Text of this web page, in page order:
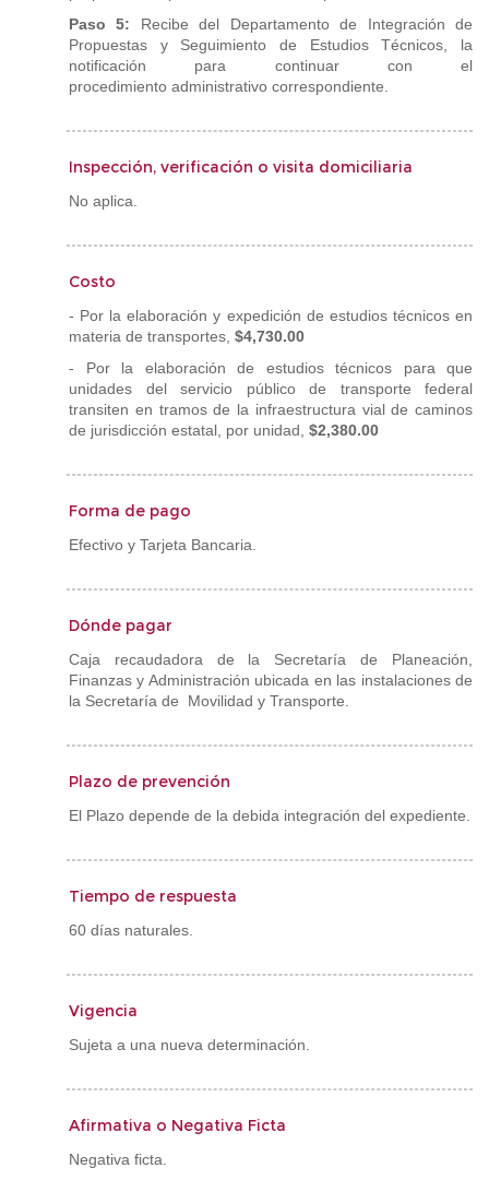
Paso 5: Recibe del Departamento de Integración de
Propuestas y Seguimiento de Estudios Técnicos, la
notificación para continuar con el
procedimiento administrativo correspondiente.
Inspección, verificación o visita domiciliaria
No aplica.
Costo
- Por la elaboración y expedición de estudios técnicos en
materia de transportes, $4,730.00
- Por la elaboración de estudios técnicos para que
unidades del servicio público de transporte federal
transiten en tramos de la infraestructura vial de caminos
de jurisdicción estatal, por unidad, $2,380.00
Forma de pago
Efectivo y Tarjeta Bancaria.
Dónde pagar
Caja recaudadora de la Secretaría de Planeación,
Finanzas y Administración ubicada en las instalaciones de
la Secretaría de Movilidad y Transporte.
Plazo de prevención
El Plazo depende de la debida integración del expediente.
Tiempo de respuesta
60 días naturales.
Vigencia
Sujeta a una nueva determinación.
Afirmativa o Negativa Ficta
Negativa ficta.